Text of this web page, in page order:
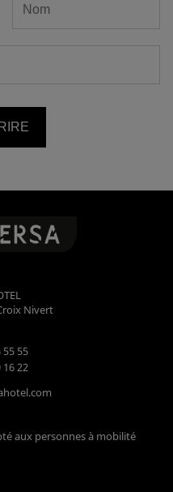
Nivert
55 55
16 22
aux personnes à mobilité